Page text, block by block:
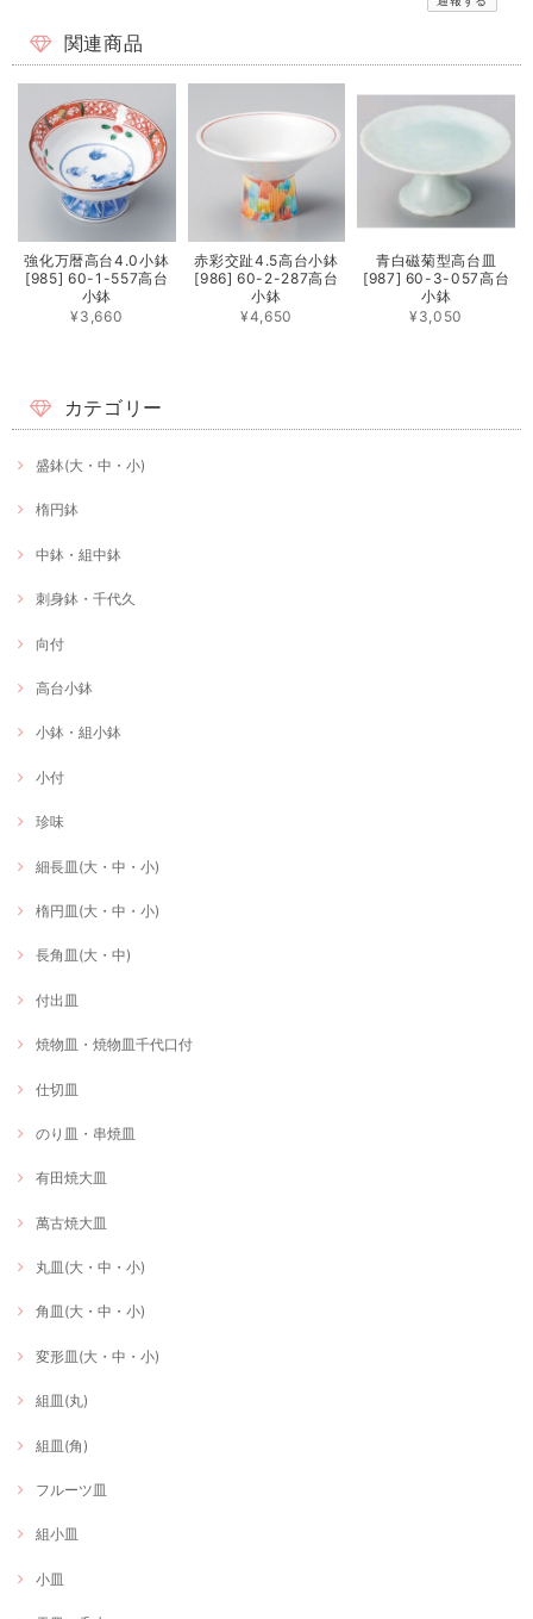
関連商品
強化万暦高台4.0小鉢
[985] 60-1-557高台
小鉢
¥3,660
赤彩交趾4.5高台小鉢
[986] 60-2-287高台
小鉢
¥4,650
青白磁菊型高台皿
[987] 60-3-057高台
小鉢
¥3,050
カテゴリー
盛鉢(大・中・小)
楕円鉢
中鉢・組中鉢
刺身鉢・千代久
向付
高台小鉢
小鉢・組小鉢
小付
珍味
細長皿(大・中・小)
楕円皿(大・中・小)
長角皿(大・中)
付出皿
焼物皿・焼物皿千代口付
仕切皿
のり皿・串焼皿
有田焼大皿
萬古焼大皿
丸皿(大・中・小)
角皿(大・中・小)
変形皿(大・中・小)
組皿(丸)
組皿(角)
フルーツ皿
組小皿
小皿